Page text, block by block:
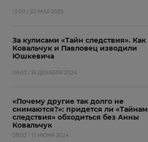
13:00 / 20 МАЯ 2025
За кулисами «Тайн следствия». Как
Ковальчук и Павловец изводили
Юшкевича
08:00 / 16 ДЕКАБРЯ 2024
«Почему другие так долго не
снимаются?»: придется ли «Тайнам
следствия» обходиться без Анны
Ковальчук
08:00 / 15 ИЮНЯ 2024